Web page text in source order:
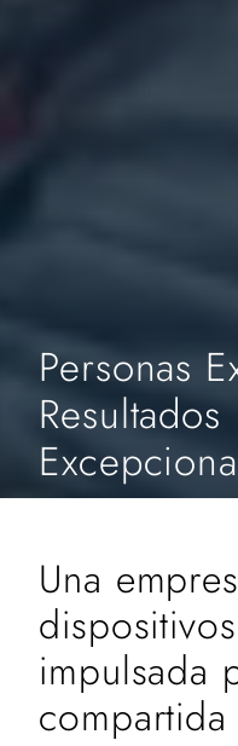
Personas
Resultados
Una
impulsada
compartida